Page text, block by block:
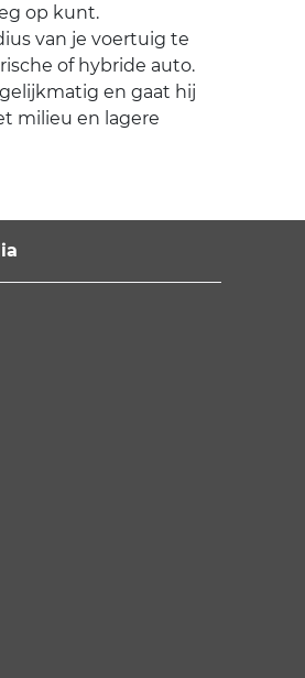
op kunt.
van je voertuig te
of hybride auto.
en gaat hij
milieu en lagere